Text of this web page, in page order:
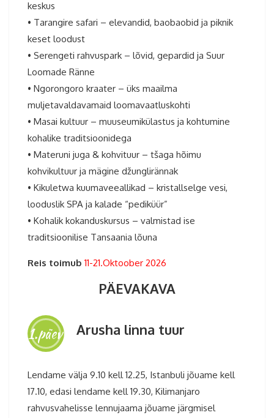
keskus
• Tarangire safari – elevandid, baobaobid ja piknik
keset loodust
• Serengeti rahvuspark – lõvid, gepardid ja Suur
Loomade Ränne
• Ngorongoro kraater – üks maailma
muljetavaldavamaid loomavaatluskohti
• Masai kultuur – muuseumikülastus ja kohtumine
kohalike traditsioonidega
• Materuni juga & kohvituur – tšaga hõimu
kohvikultuur ja mägine džunglirännak
• Kikuletwa kuumaveeallikad – kristallselge vesi,
looduslik SPA ja kalade “pediküür”
• Kohalik kokanduskursus – valmistad ise
traditsioonilise Tansaania lõuna
Reis toimub 11-21.Oktoober 2026
PÄEVAKAVA
1.päev Arusha linna tuur
Lendame välja 9.10 kell 12.25, Istanbuli jõuame kell
17.10, edasi lendame kell 19.30, Kilimanjaro
rahvusvahelisse lennujaama jõuame järgmisel